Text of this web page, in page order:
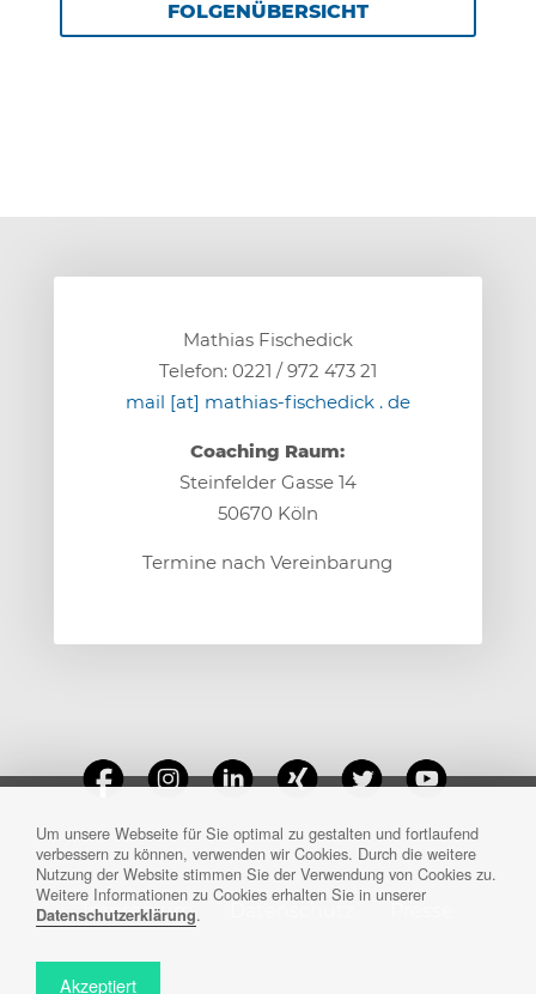
FOLGENÜBERSICHT
Mathias Fischedick
Telefon: 0221 / 972 473 21
mail [at] mathias-fischedick . de
Coaching Raum:
Steinfelder Gasse 14
50670 Köln
Termine nach Vereinbarung
Impressum
Um unsere Webseite für Sie optimal zu gestalten und fortlaufend
verbessern zu können, verwenden wir Cookies. Durch die weitere
Nutzung der Website stimmen Sie der Verwendung von Cookies zu.
Weitere Informationen zu Cookies erhalten Sie in unserer
Datenschutzerklärung.
Akzeptiert